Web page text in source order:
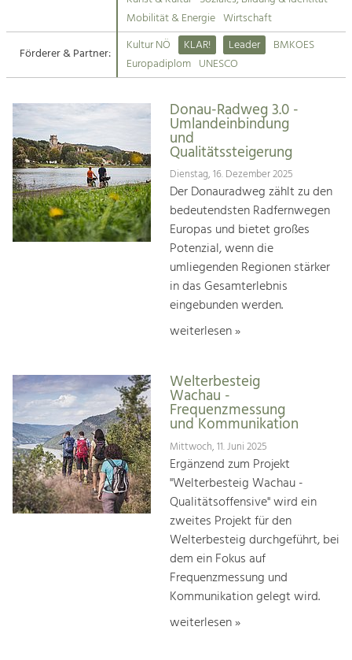
Suche
Impressum
Kontakt
Tourismus
Angebotsentwicklung und
Kunst & Kultur
Handwerk, Wissenschaft und Forschung.
Soziales, Bildung &
Identität
Gleichberechtigung, Jugend und
Integration
Mobilität & Energie
Klimawandel, öffentlicher Verkehr und
Steigerung regionaler Wertschöpfung
Mobilität & Energie Wirtschaft
Förderer & Partner:
Kultur NÖ KLAR! Leader
BMKOES
Europadiplom UNESCO
Donau-Radweg 3.0 -
Umlandeinbindung
und
Qualitätssteigerung
Dienstag, 16. Dezember 2025
Der Donauradweg zählt zu den
bedeutendsten Radfernwegen
Europas und bietet großes
Potenzial, wenn die
umliegenden Regionen stärker
in das Gesamterlebnis
eingebunden werden.
weiterlesen »
Welterbesteig
Wachau -
Frequenzmessung
und Kommunikation
Mittwoch, 11. Juni 2025
Ergänzend zum Projekt
"Welterbesteig Wachau -
Qualitätsoffensive" wird ein
zweites Projekt für den
Welterbesteig durchgeführt, bei
dem ein Fokus auf
Frequenzmessung und
Kommunikation gelegt wird.
weiterlesen »